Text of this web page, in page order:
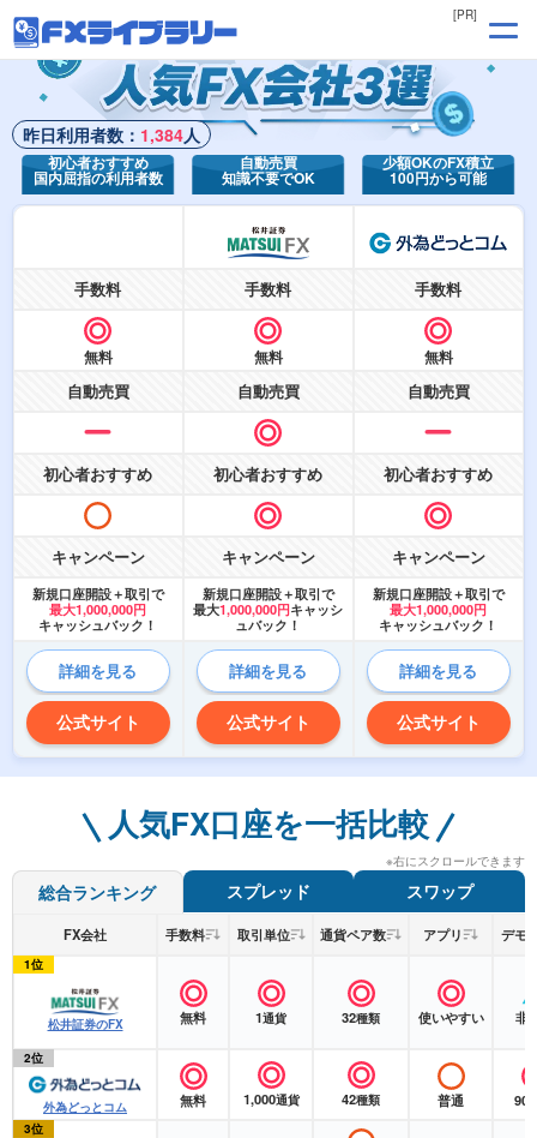
[PR]
昨日利用者数： 1,384人
初心者おすすめ
国内屈指の利用者数
自動売買
知識不要でOK
少額OKのFX積立
100円から可能
手数料 手数料 手数料
無料 無料 無料
自動売買 自動売買 自動売買
初心者おすすめ 初心者おすすめ 初心者おすすめ
キャンペーン キャンペーン キャンペーン
新規口座開設＋取引で
最大1,000,000円
キャッシュバック！
新規口座開設＋取引で
最大1,000,000円キャッシ
ュバック！
新規口座開設＋取引で
最大1,000,000円
キャッシュバック！
詳細を見る 詳細を見る 詳細を見る
公式サイト 公式サイト 公式サイト
人気FX口座を一括比較
※右にスクロールできます
総合ランキング スプレッド スワップ
FX会社 手数料 取引単位 通貨ペア数 アプリ デモ
1位
松井証券のFX 無料 1通貨 32種類 使いやすい 非
2位
外為どっとコム 無料 1,000通貨 42種類 普通 90
3位